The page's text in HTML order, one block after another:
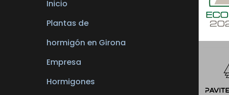
Inicio
Plantas de
hormigón en Girona
Empresa
Hormigones